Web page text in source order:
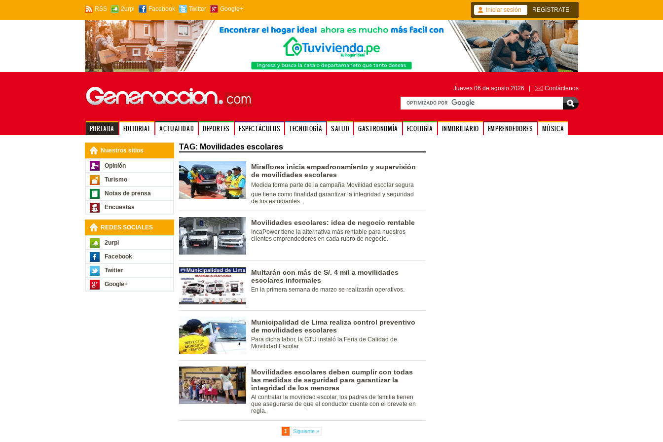
RSS 2urpi Facebook Twitter Google+ Iniciar sesión REGÍSTRATE
Jueves 06 de agosto 2026 | Contáctenos
PORTADA EDITORIAL ACTUALIDAD DEPORTES ESPECTÁCULOS TECNOLOGÍA SALUD GASTRONOMÍA ECOLOGÍA INMOBILIARIO EMPRENDEDORES MÚSICA
Nuestros sitios
Opinión
Turismo
Notas de prensa
Encuestas
REDES SOCIALES
2urpi
Facebook
Twitter
Google+
TAG: Movilidades escolares
Miraflores inicia empadronamiento y supervisión
de movilidades escolares
Medida forma parte de la campaña Movilidad escolar segura
que tiene como finalidad garantizar la integridad y seguridad
de los estudiantes.
Movilidades escolares: idea de negocio rentable
IncaPower tiene la alternativa más rentable para nuestros
clientes emprendedores en cada rubro de negocio.
Multarán con más de S/. 4 mil a movilidades
escolares informales
En la primera semana de marzo se realizarán operativos.
Municipalidad de Lima realiza control preventivo
de movilidades escolares
Para dicha labor, la GTU instaló la Feria de Calidad de
Movilidad Escolar.
Movilidades escolares deben cumplir con todas
las medidas de seguridad para garantizar la
integridad de los menores
Al contratar la movilidad escolar, los padres de familia tienen
que asegurarse de que el conductor cuente con el brevete en
regla.
1 Siguiente »